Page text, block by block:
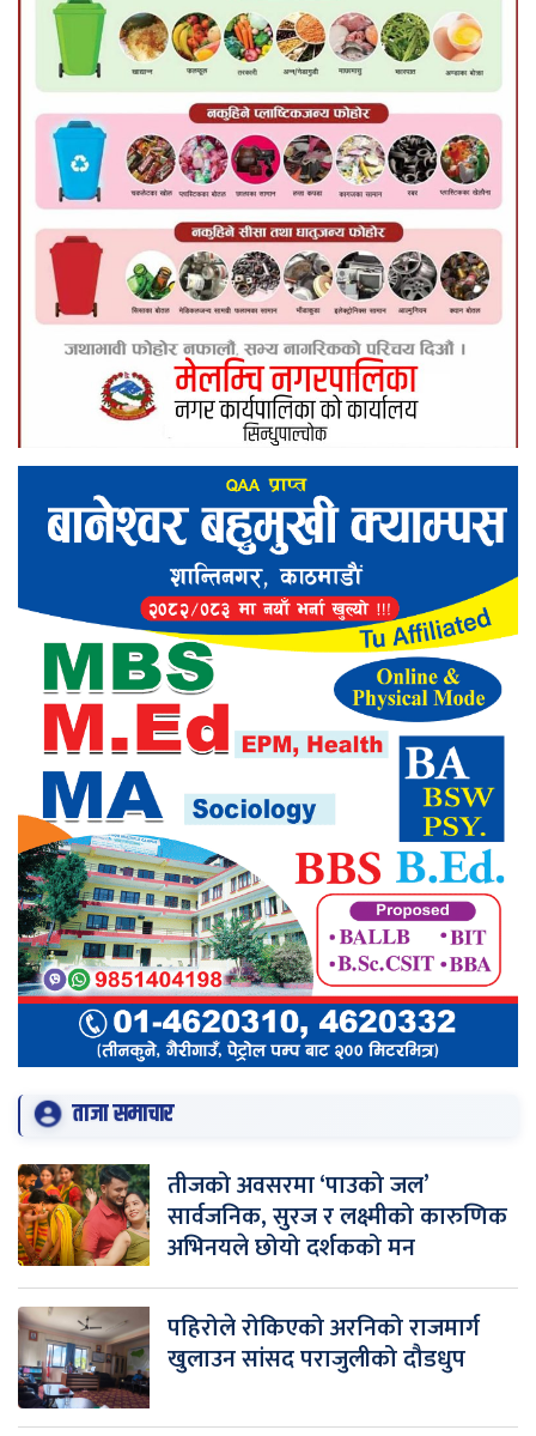
ताजा समाचार
तीजको अवसरमा ‘पाउको जल’
सार्वजनिक, सुरज र लक्ष्मीको कारुणिक
अभिनयले छोयो दर्शकको मन
पहिरोले रोकिएको अरनिको राजमार्ग
खुलाउन सांसद पराजुलीको दौडधुप